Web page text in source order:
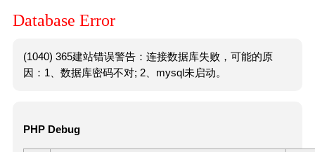
Database Error
(1040) 365建站错误警告：连接数据库失败，可能的原
因：1、数据库密码不对; 2、mysql未启动。
PHP Debug